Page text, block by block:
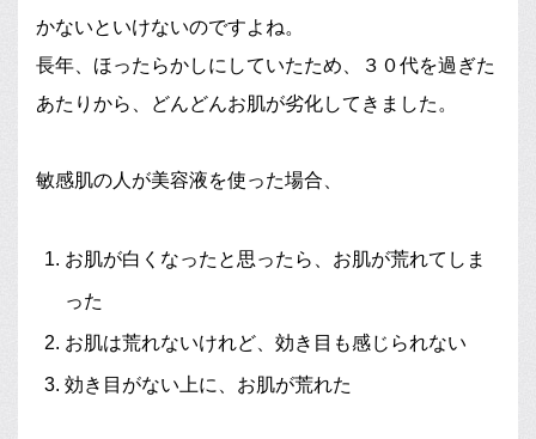
かないといけないのですよね。
長年、ほったらかしにしていたため、３０代を過ぎた
あたりから、どんどんお肌が劣化してきました。
敏感肌の人が美容液を使った場合、
お肌が白くなったと思ったら、お肌が荒れてしま
った
お肌は荒れないけれど、効き目も感じられない
効き目がない上に、お肌が荒れた